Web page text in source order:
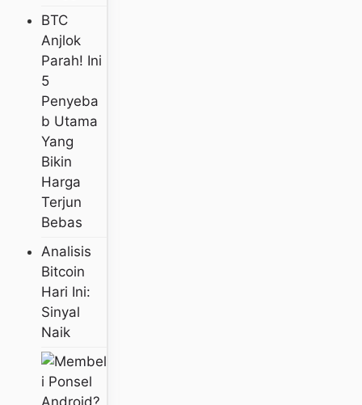
BTC
Anjlok
Parah! Ini
5
Penyeba
B Utama
Yang
Bikin
Harga
Terjun
Bebas
Analisis
Bitcoin
Hari Ini:
Sinyal
Naik